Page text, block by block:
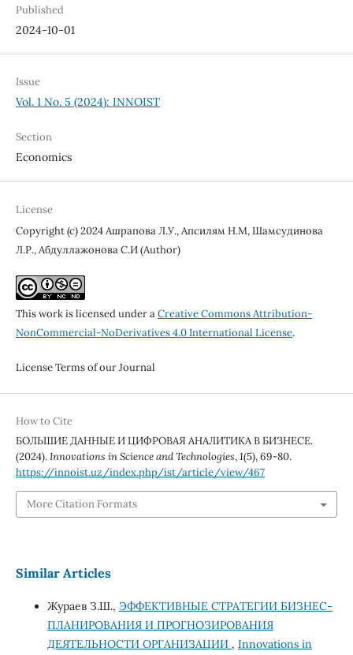
Published
2024-10-01
Issue
Vol. 1 No. 5 (2024): INNOIST
Section
Economics
License
Copyright (c) 2024 Ашрапова Л.У., Апсилям Н.М, Шамсудинова
Л.Р., Абдуллажонова С.И (Author)
This work is licensed under aCreative Commons Attribution-
NonCommercial-NoDerivatives 4.0 International License.
License Terms of our Journal
How to Cite
БОЛЬШИЕ ДАННЫЕ И ЦИФРОВАЯ АНАЛИТИКА В БИЗНЕСЕ.
(2024).Innovations in Science and Technologies,1(5), 69-80.
https://innoist.uz/index.php/ist/article/view/467
More Citation Formats
Similar Articles
Жураев З.Ш., ЭФФЕКТИВНЫЕ СТРАТЕГИИ БИЗНЕС-
ПЛАНИРОВАНИЯ И ПРОГНОЗИРОВАНИЯ
ДЕЯТЕЛЬНОСТИ ОРГАНИЗАЦИИ , Innovations in